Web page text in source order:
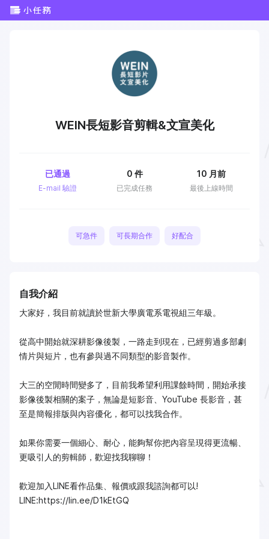
WEIN長短影音剪輯&文宣美化
E-mail 驗證
已通過
已完成任務
0 件
最後上線時間
10 月前
可急件 可長期合作 好配合
自我介紹
大家好，我目前就讀於世新大學廣電系電視組三年級。
從高中開始就深耕影像後製，一路走到現在，已經剪過多部劇
情片與短片，也有參與過不同類型的影音製作。
大三的空閒時間變多了，目前我希望利用課餘時間，開始承接
影像後製相關的案子，無論是短影音、YouTube 長影音，甚
至是簡報排版與內容優化，都可以找我合作。
如果你需要一個細心、耐心，能夠幫你把內容呈現得更流暢、
更吸引人的剪輯師，歡迎找我聊聊！
歡迎加入LINE看作品集、報價或跟我諮詢都可以!
LINE:https://lin.ee/D1kEtGQ